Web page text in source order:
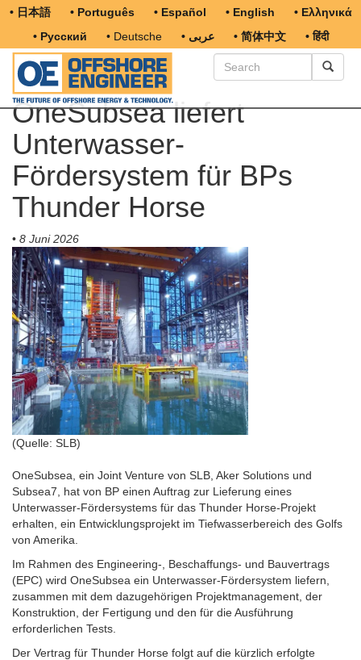
• 日本語 • Português • Español • English
• Ελληνικά
• Русский
• Deutsche • عربى • 简体中文 • हिंदी
OneSubsea liefert
Unterwasser-
Fördersystem für BPs
Thunder Horse
• 8 Juni 2026
(Quelle: SLB)
OneSubsea, ein Joint Venture von SLB, Aker Solutions und
Subsea7, hat von BP einen Auftrag zur Lieferung eines
Unterwasser-Fördersystems für das Thunder Horse-Projekt
erhalten, ein Entwicklungsprojekt im Tiefwasserbereich des Golfs
von Amerika.
Im Rahmen des Engineering-, Beschaffungs- und Bauvertrags
(EPC) wird OneSubsea ein Unterwasser-Fördersystem liefern,
zusammen mit dem dazugehörigen Projektmanagement, der
Konstruktion, der Fertigung und den für die Ausführung
erforderlichen Tests.
Der Vertrag für Thunder Horse folgt auf die kürzlich erfolgte